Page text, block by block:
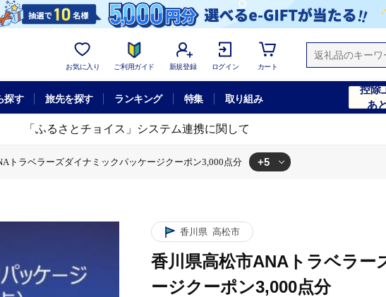
お気に入り ご利用ガイド 新規登録 ログイン カート
探す 旅先を探す ランキング 特集 取り組み
控除
あ
「ふるさとチョイス」システム連携に関して
トラベラーズダイナミックパッケージクーポン3,000点分 +5
ックパッケージクーポン 香川県高松市ANAトラベラーズダイナミックパッケージクー
香川県 高松市
香川県高松市ANAトラベラー
ージクーポン3,000点分